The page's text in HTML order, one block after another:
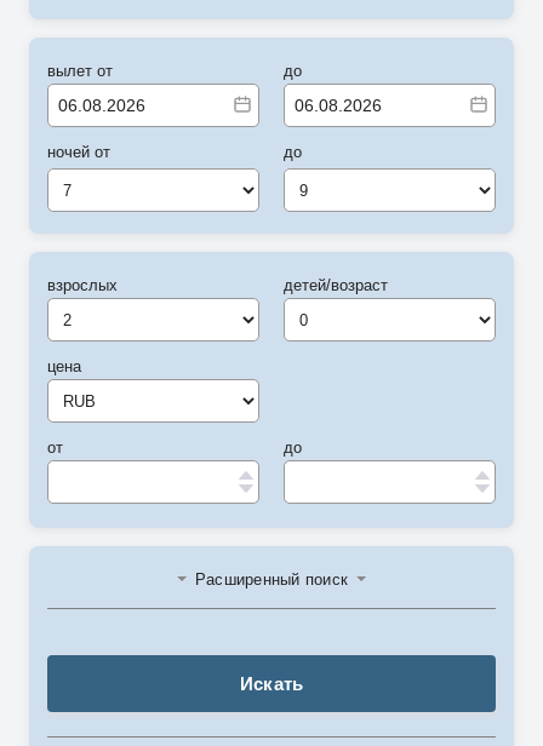
вылет от
ночей от
7
до
до
9
взрослых
цена
от
детей/возраст
до
Расширенный поиск
Искать